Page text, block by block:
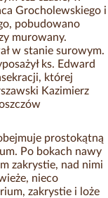
Grocholewskiego i
pobudowano
murowany.
w stanie surowym.
ks. Edward
której
Kazimierz
prostokątną
Po bokach nawy
zakrystie, nad nimi
nieco
zakrystie i loże